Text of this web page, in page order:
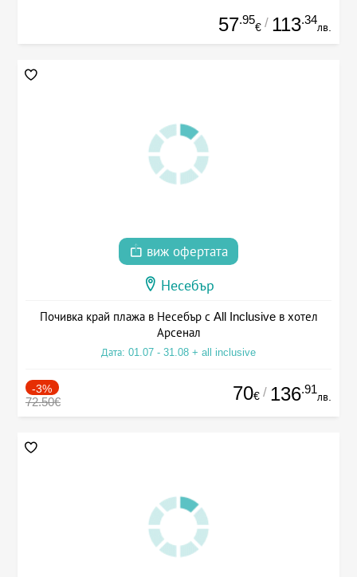
57.95
€ / 113.34
лв.
виж офертата
Несебър
Почивка край плажа в Несебър с All Inclusive в хотел
Арсенал
Дата: 01.07 - 31.08 + all inclusive
-3%
72.50€ 70€ / 136.91
лв.